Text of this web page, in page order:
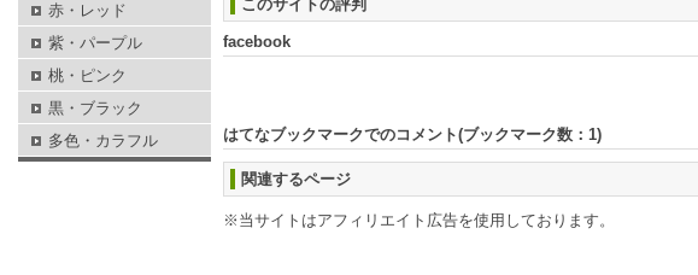
このサイトの評判
facebook
はてなブックマークでのコメント(ブックマーク数： 1)
関連するページ
※当サイトはアフィリエイト広告を使用しております。
赤・レッド
紫・パープル
桃・ピンク
黒・ブラック
多色・カラフル